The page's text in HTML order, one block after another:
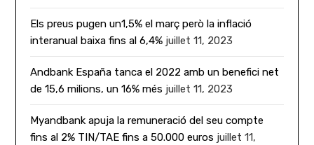
Els preus pugen un1,5% el març però la inflació
interanual baixa fins al 6,4% juillet 11, 2023
Andbank España tanca el 2022 amb un benefici net
de 15,6 milions, un 16% més juillet 11, 2023
Myandbank apuja la remuneració del seu compte
fins al 2% TIN/TAE fins a 50.000 euros juillet 11,